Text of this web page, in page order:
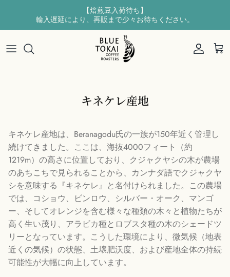
【焙煎豆入荷待ち】
輸入遅延により、再販まで少々お待ちください。
新商品
BRAND STORY
東京・広尾店
会社概要
キネケレ産地
キネケレ産地は、Beranagodu氏の一族が150年近く管理し
続けてきました。ここは、海抜4000フィート（約
1219m）の高さに位置しており、クジャクヤシの木が農場
のあちこちで見られることから、カンナダ語でクジャクヤ
シを意味する『キネケレ』と名付けられました。この農場
では、コショウ、ビンロウ、シルバー・オーク、マンゴ
ー、そしてオレンジを含む様々な種類の木々と植物たちが
高く生い茂り、アラビカ種とロブスタ種の木のシェードツ
リーとなっています。こうした環境により、微気候（地表
近くの気候）の状態、土壌肥沃度、および産地全体の持続
可能性が大幅に向上しています。